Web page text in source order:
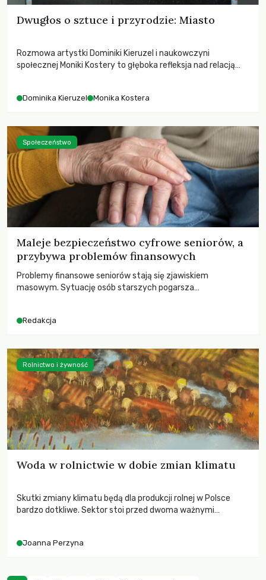
Dwugłos o sztuce i przyrodzie: Miasto
Rozmowa artystki Dominiki Kieruzel i naukowczyni
społecznej Moniki Kostery to głęboka refleksja nad relacją
Dominika Kieruzel Monika Kostera
Maleje bezpieczeństwo cyfrowe seniorów, a
przybywa problemów finansowych
Problemy finansowe seniorów stają się zjawiskiem
masowym. Sytuację osób starszych pogarsza
Redakcja
Społeczeństwo
Woda w rolnictwie w dobie zmian klimatu
Skutki zmiany klimatu będą dla produkcji rolnej w Polsce
bardzo dotkliwe. Sektor stoi przed dwoma ważnymi
zachodzących zmian klimatycznych. Wymagać to będzie
Joanna Perzyna
Rolnictwo i żywność